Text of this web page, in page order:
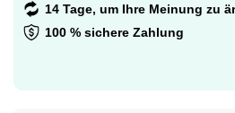
14 Tage, um Ihre Meinung zu
100 % sichere Zahlung